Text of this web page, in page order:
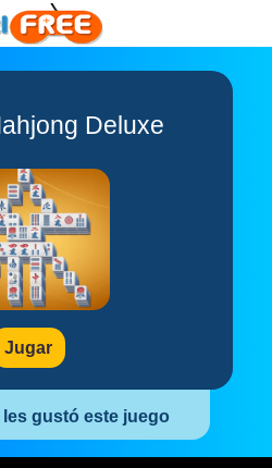
Deluxe
Jugar
gustó este juego